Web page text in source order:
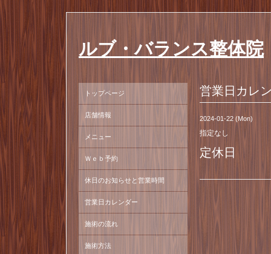
ルブ・バランス整体院
営業日カレ
2024-01-22 (Mon)
指定なし
定休日
トップページ
店舗情報
メニュー
Ｗｅｂ予約
休日のお知らせと営業時間
営業日カレンダー
施術の流れ
施術方法